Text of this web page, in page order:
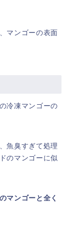
マンゴーの表面
冷凍マンゴーの
魚臭すぎて処理
のマンゴーに似
マンゴーと全く